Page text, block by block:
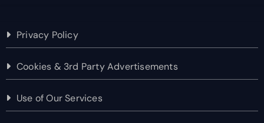
Privacy Policy
Cookies & 3rd Party Advertisements
Use of Our Services